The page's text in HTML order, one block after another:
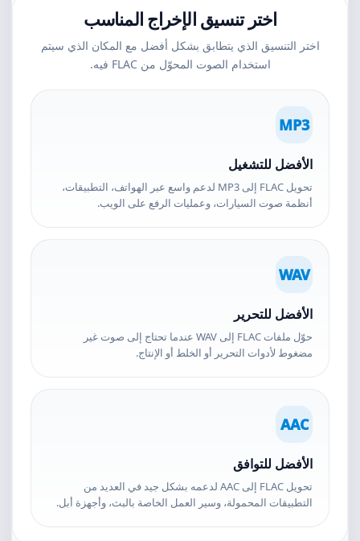
اختر تنسيق الإخراج المناسب
اختر التنسيق الذي يتطابق بشكل أفضل مع المكان الذي سيتم
استخدام الصوت المحوّل من FLAC فيه.
MP3
الأفضل للتشغيل
تحويل FLAC إلى MP3 لدعم واسع عبر الهواتف، التطبيقات،
أنظمة صوت السيارات، وعمليات الرفع على الويب.
WAV
الأفضل للتحرير
حوّل ملفات FLAC إلى WAV عندما تحتاج إلى صوت غير
مضغوط لأدوات التحرير أو الخلط أو الإنتاج.
AAC
الأفضل للتوافق
تحويل FLAC إلى AAC لدعمه بشكل جيد في العديد من
التطبيقات المحمولة، وسير العمل الخاصة بالبث، وأجهزة أبل.